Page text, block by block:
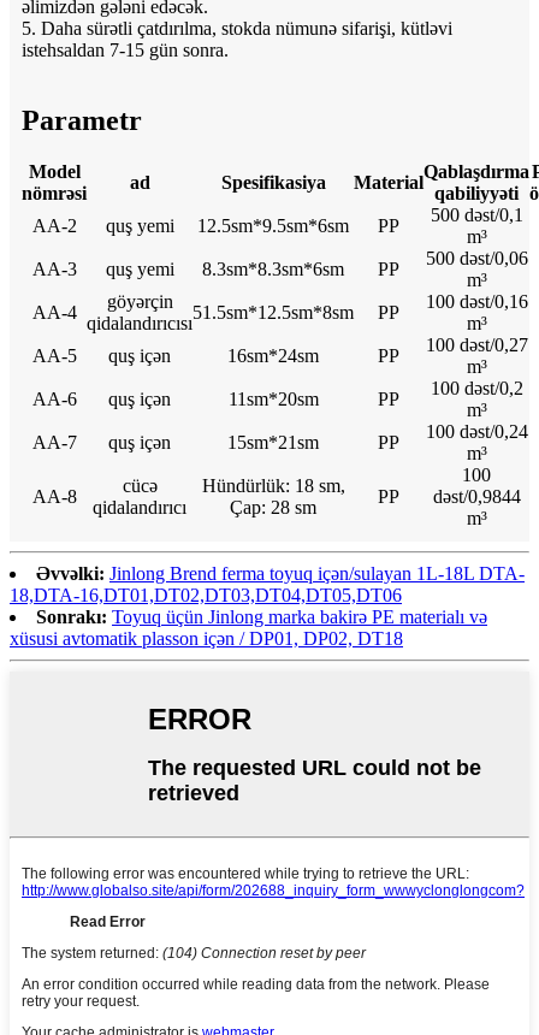
əlimizdən gələni edəcək.
5. Daha sürətli çatdırılma, stokda nümunə sifarişi, kütləvi
istehsaldan 7-15 gün sonra.
Parametr
Model
nömrəsi
ad Spesifikasiya Material
Qablaşdırma
qabiliyyəti
AA-2
quş yemi 12.5sm*9.5sm*6sm PP
500 dəst/0,1
m³
AA-3
quş yemi 8.3sm*8.3sm*6sm PP
500 dəst/0,06
m³
AA-4
göyərçin
qidalandırıcısı
51.5sm*12.5sm*8sm PP
100 dəst/0,16
m³
AA-5
quş içən 16sm*24sm PP
100 dəst/0,27
m³
AA-6
quş içən 11sm*20sm PP
100 dəst/0,2
m³
AA-7
quş içən 15sm*21sm PP
100 dəst/0,24
m³
AA-8
cücə
qidalandırıcı
Hündürlük: 18 sm,
Çap: 28 sm
PP
100
dəst/0,9844
m³
Əvvəlki: Jinlong Brend ferma toyuq içən/sulayan 1L-18L DTA-
18,DTA-16,DT01,DT02,DT03,DT04,DT05,DT06
Sonrakı: Toyuq üçün Jinlong marka bakirə PE materialı və
xüsusi avtomatik plasson içən / DP01, DP02, DT18